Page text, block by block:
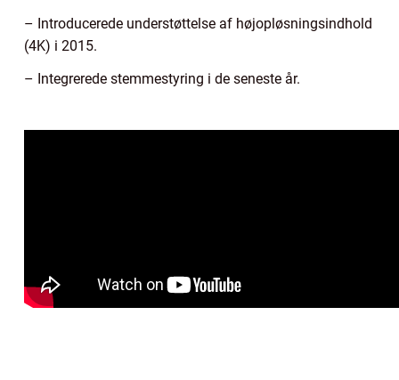
– Introducerede understøttelse af højopløsningsindhold
(4K) i 2015.
– Integrerede stemmestyring i de seneste år.